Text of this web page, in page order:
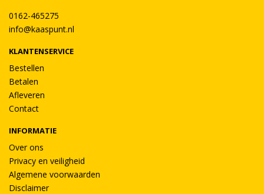
0162-465275
info@kaaspunt.nl
KLANTENSERVICE
Bestellen
Betalen
Afleveren
Contact
INFORMATIE
Over ons
Privacy en veiligheid
Algemene voorwaarden
Disclaimer